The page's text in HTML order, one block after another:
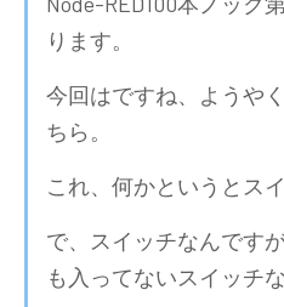
ります。
今回はですね、ようや
ちら。
これ、何かというとス
で、スイッチなんです
も入ってないスイッチ